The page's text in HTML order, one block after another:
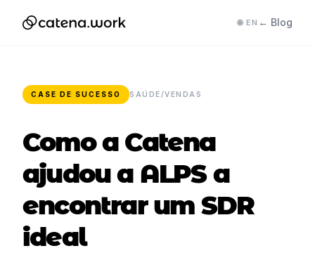
🌐 EN ← Blog
CASE DE SUCESSO SAÚDE/VENDAS
Como a Catena
ajudou a ALPS a
encontrar um SDR
ideal